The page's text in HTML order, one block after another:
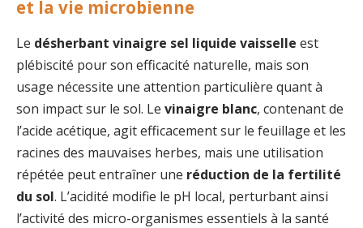
et la vie microbienne
Le désherbant vinaigre sel liquide vaisselle est
plébiscité pour son efficacité naturelle, mais son
usage nécessite une attention particulière quant à
son impact sur le sol. Le vinaigre blanc, contenant de
l’acide acétique, agit efficacement sur le feuillage et les
racines des mauvaises herbes, mais une utilisation
répétée peut entraîner une réduction de la fertilité
du sol. L’acidité modifie le pH local, perturbant ainsi
l’activité des micro-organismes essentiels à la santé